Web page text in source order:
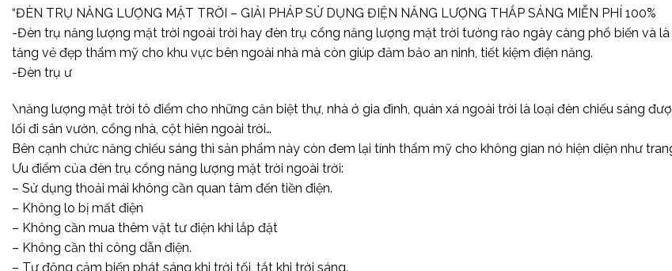
“ĐÈN TRỤ NĂNG LƯỢNG MẶT TRỜI – GIẢI PHÁP SỬ DỤNG ĐIỆN NĂNG LƯỢNG THẮP SÁNG MIỄN PHÍ 100%
-Đèn trụ năng lượng mặt trời ngoài trời hay đèn trụ cổng năng lượng mặt trời tường rào ngày càng phổ biến và
tăng vẻ đẹp thẩm mỹ cho khu vực bên ngoài nhà mà còn giúp đảm bảo an ninh, tiết kiệm điện năng.
-Đèn trụ ư
\năng lượng mặt trời tô điểm cho những căn biệt thự, nhà ở gia đình, quán xá ngoài trời là loại đèn chiếu sáng
lối đi sân vườn, cổng nhà, cột hiên ngoài trời…
Bên cạnh chức năng chiếu sáng thì sản phẩm này còn đem lại tính thẩm mỹ cho không gian nó hiện diện như
Ưu điểm của đèn trụ cổng năng lượng mặt trời ngoài trời:
– Sử dụng thoải mái không cần quan tâm đến tiền điện.
– Không lo bị mất điện
– Không cần mua thêm vật tư điện khi lắp đặt
– Không cần thi công dẫn điện.
– Tự động cảm biến phát sáng khi trời tối, tắt khi trời sáng.